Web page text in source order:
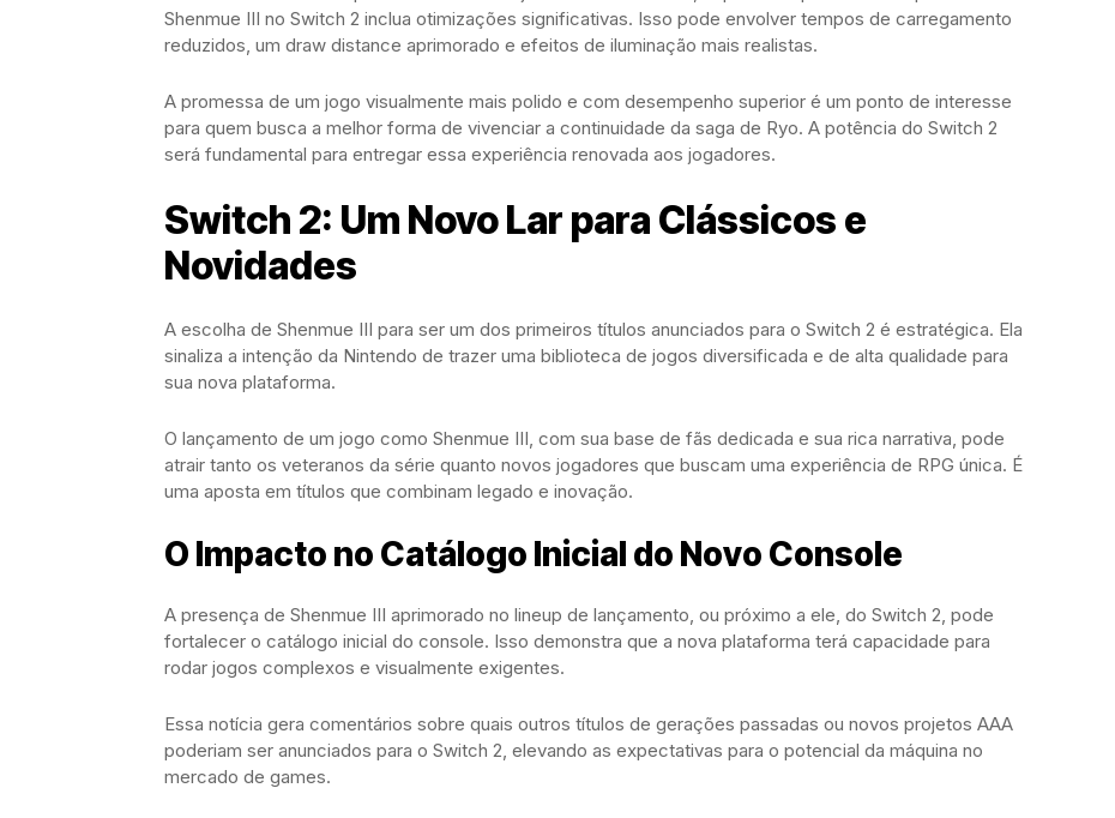
Shenmue III no Switch 2 inclua otimizações significativas. Isso pode envolver tempos de carregamento
reduzidos, um draw distance aprimorado e efeitos de iluminação mais realistas.
A promessa de um jogo visualmente mais polido e com desempenho superior é um ponto de interesse
para quem busca a melhor forma de vivenciar a continuidade da saga de Ryo. A potência do Switch 2
será fundamental para entregar essa experiência renovada aos jogadores.
Switch 2: Um Novo Lar para Clássicos e
Novidades
A escolha de Shenmue III para ser um dos primeiros títulos anunciados para o Switch 2 é estratégica. Ela
sinaliza a intenção da Nintendo de trazer uma biblioteca de jogos diversificada e de alta qualidade para
sua nova plataforma.
O lançamento de um jogo como Shenmue III, com sua base de fãs dedicada e sua rica narrativa, pode
atrair tanto os veteranos da série quanto novos jogadores que buscam uma experiência de RPG única. É
uma aposta em títulos que combinam legado e inovação.
O Impacto no Catálogo Inicial do Novo Console
A presença de Shenmue III aprimorado no lineup de lançamento, ou próximo a ele, do Switch 2, pode
fortalecer o catálogo inicial do console. Isso demonstra que a nova plataforma terá capacidade para
rodar jogos complexos e visualmente exigentes.
Essa notícia gera comentários sobre quais outros títulos de gerações passadas ou novos projetos AAA
poderiam ser anunciados para o Switch 2, elevando as expectativas para o potencial da máquina no
mercado de games.